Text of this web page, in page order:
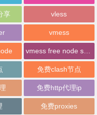
享 vless
vmess
vmess free node sharing
免费clash节点
免费http代理ip
免费proxies